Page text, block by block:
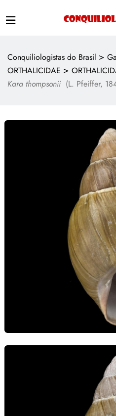
Conquiliologistas do Brasil >
ORTHALICIDAE >
Kara thompsonii (L. Pfeiffer,